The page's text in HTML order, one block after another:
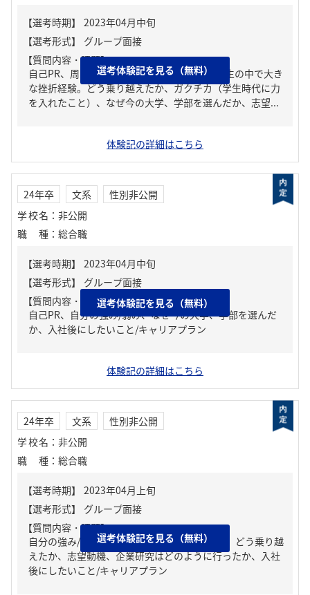
【質問内容・課題】
自己PR、周りからどんな人といわれる？、人生の中で大き
な挫折経験。どう乗り越えたか、ガクチカ（学生時代に力
を入れたこと）、なぜ今の大学、学部を選んだか、志望...
選考体験記を見る（無料）
体験記の詳細はこちら
24年卒 文系
性別非公開
学校名 ： 非公開
職種 ： 総合職
【質問内容・課題】
自己PR、自分の強み/弱み、なぜ今の大学、学部を選んだ
か、入社後にしたいこと/キャリアプラン
選考体験記を見る（無料）
体験記の詳細はこちら
24年卒 文系
性別非公開
学校名 ： 非公開
職種 ： 総合職
【質問内容・課題】
自分の強み/弱み、人生の中で大きな挫折経験。どう乗り越
えたか、志望動機、企業研究はどのように行ったか、入社
後にしたいこと/キャリアプラン
選考体験記を見る（無料）